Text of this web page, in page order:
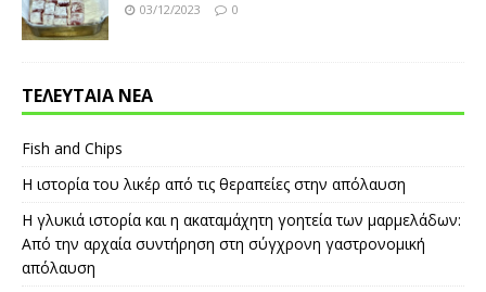
03/12/2023 0
ΤΕΛΕΥΤΑΙΑ ΝΕΑ
Fish and Chips
Η ιστορία του λικέρ από τις θεραπείες στην απόλαυση
Η γλυκιά ιστορία και η ακαταμάχητη γοητεία των μαρμελάδων:
Από την αρχαία συντήρηση στη σύγχρονη γαστρονομική
απόλαυση